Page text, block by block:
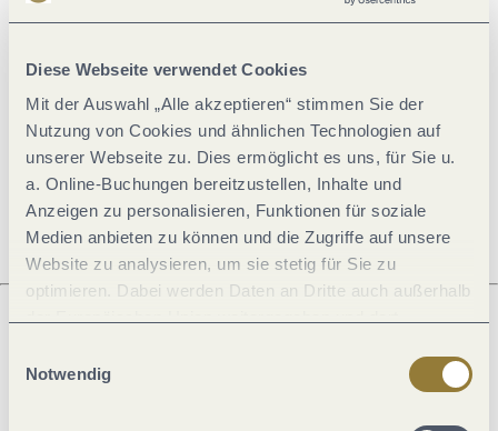
Diese Webseite verwendet Cookies
Mit der Auswahl „Alle akzeptieren“ stimmen Sie der
Nutzung von Cookies und ähnlichen Technologien auf
unserer Webseite zu. Dies ermöglicht es uns, für Sie u.
a. Online-Buchungen bereitzustellen, Inhalte und
Anzeigen zu personalisieren, Funktionen für soziale
Medien anbieten zu können und die Zugriffe auf unsere
Website zu analysieren, um sie stetig für Sie zu
optimieren. Dabei werden Daten an Dritte auch außerhalb
jederzeit widerrufen werden. Mit der Auswahl "Alle
ablehnen" kann es zu Beeinträchtigungen in der Nutzung
Notwendig
Allgemeine Informationen
Öffnungszeiten
Ruhetage